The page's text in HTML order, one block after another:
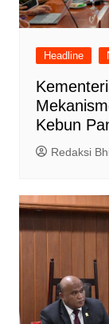
Headline
Kebun
Redaksi